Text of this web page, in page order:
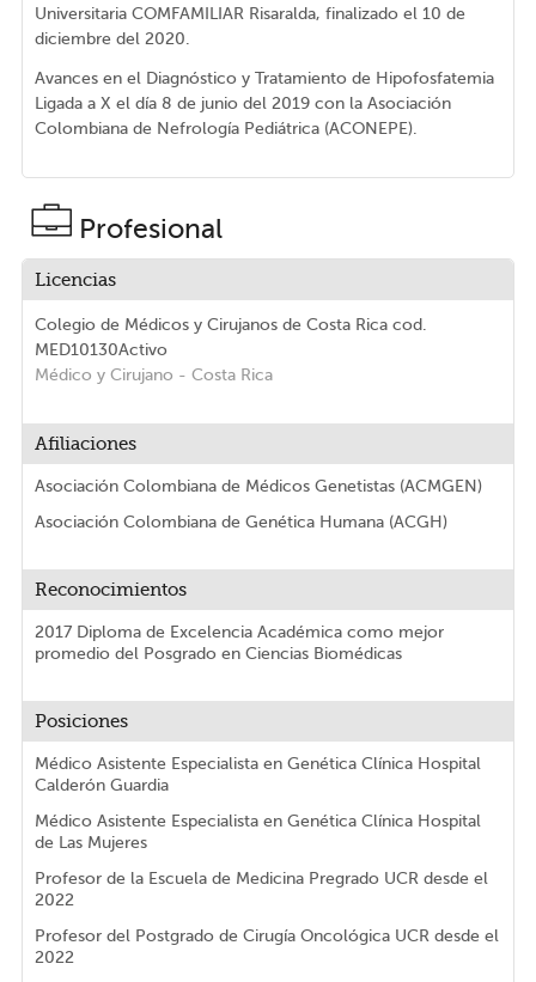
Universitaria COMFAMILIAR Risaralda, finalizado el 10 de
diciembre del 2020.
Avances en el Diagnóstico y Tratamiento de Hipofosfatemia
Ligada a X el día 8 de junio del 2019 con la Asociación
Colombiana de Nefrología Pediátrica (ACONEPE).
Profesional
Licencias
Colegio de Médicos y Cirujanos de Costa Rica cod.
MED10130Activo
Médico y Cirujano - Costa Rica
Afiliaciones
Asociación Colombiana de Médicos Genetistas (ACMGEN)
Asociación Colombiana de Genética Humana (ACGH)
Reconocimientos
2017 Diploma de Excelencia Académica como mejor
promedio del Posgrado en Ciencias Biomédicas
Posiciones
Médico Asistente Especialista en Genética Clínica Hospital
Calderón Guardia
Médico Asistente Especialista en Genética Clínica Hospital
de Las Mujeres
Profesor de la Escuela de Medicina Pregrado UCR desde el
2022
Profesor del Postgrado de Cirugía Oncológica UCR desde el
2022